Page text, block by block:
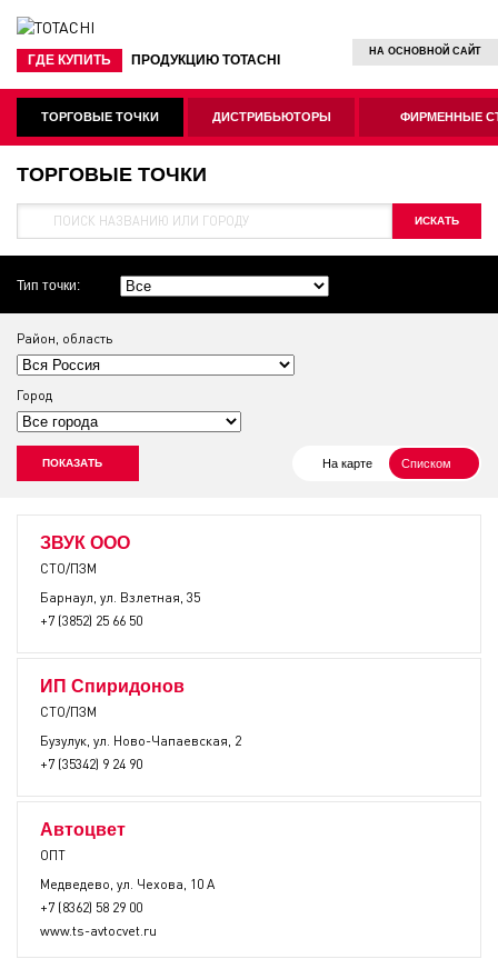
ГДЕ КУПИТЬ ПРОДУКЦИЮ TOTACHI
НА ОСНОВНОЙ САЙТ
ТОРГОВЫЕ ТОЧКИ ДИСТРИБЬЮТОРЫ ФИРМЕННЫЕ
ТОРГОВЫЕ ТОЧКИ
Тип точки:
Район, область
Город
На карте Списком
ЗВУК ООО
СТО/ПЗМ
Барнаул, ул. Взлетная, 35
+7 (3852) 25 66 50
ИП Спиридонов
СТО/ПЗМ
Бузулук, ул. Ново-Чапаевская, 2
+7 (35342) 9 24 90
Автоцвет
ОПТ
Медведево, ул. Чехова, 10 А
+7 (8362) 58 29 00
www.ts-avtocvet.ru